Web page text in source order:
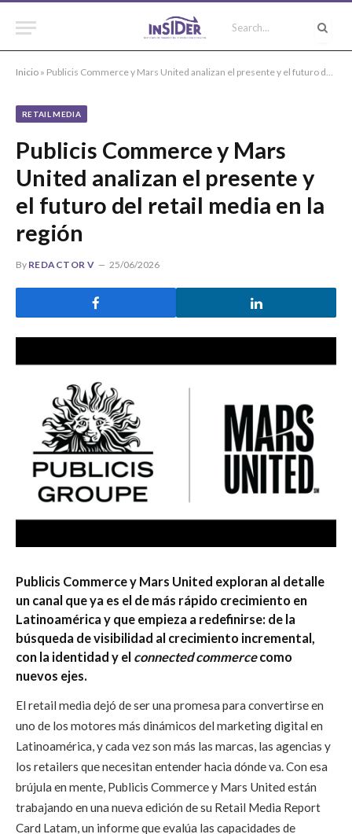
Inicio » Publicis Commerce y Mars United analizan el presente y el futuro del retail media en la región
RETAIL MEDIA
Publicis Commerce y Mars
United analizan el presente y
el futuro del retail media en la
región
By REDACTOR V 25/06/2026
Publicis Commerce y Mars United exploran al detalle
un canal que ya es el de más rápido crecimiento en
Latinoamérica y que empieza a redefinirse: de la
búsqueda de visibilidad al crecimiento incremental,
con la identidad y el connected commercecomo
nuevos ejes.
El retail media dejó de ser una promesa para convertirse en
uno de los motores más dinámicos del marketing digital en
Latinoamérica, y cada vez son más las marcas, las agencias y
los retailers que necesitan entender hacia dónde va. Con esa
brújula en mente, Publicis Commerce y Mars United están
trabajando en una nueva edición de su Retail Media Report
Card Latam, un informe que evalúa las capacidades de